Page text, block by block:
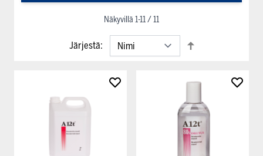
Näkyvillä 1-11/11
Järjestä: